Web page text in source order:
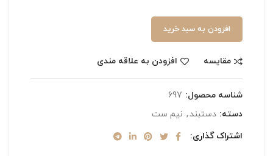
افزودن به سبد خرید
مقایسه افزودن به علاقه مندی
شناسه محصول: 697
دسته: دستبند, نیم ست
اشتراک گذاری